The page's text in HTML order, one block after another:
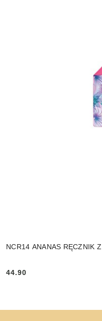
NCR14 ANANAS RĘCZNIK
Cena:
44.90